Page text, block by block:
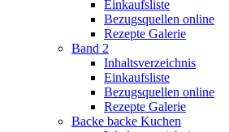
Einkaufsliste
Bezugsquellen online
Rezepte Galerie
Band 2
Inhaltsverzeichnis
Einkaufsliste
Bezugsquellen online
Rezepte Galerie
Backe backe Kuchen